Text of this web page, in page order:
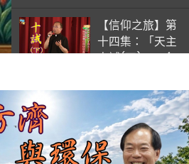
【信仰之旅】第
十四集：「天主
十誡(下)」—金
【信仰之旅】第
十三集：「天主
十誡(上)」—金
毓瑋 神父